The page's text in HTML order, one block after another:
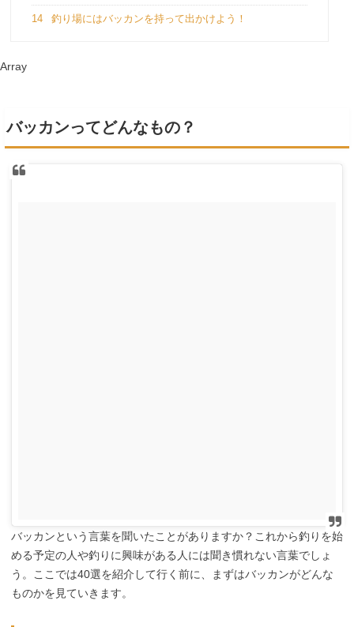
14 釣り場にはバッカンを持って出かけよう！
Array
バッカンってどんなもの？
バッカンという言葉を聞いたことがありますか？これから釣りを始
める予定の人や釣りに興味がある人には聞き慣れない言葉でしょ
う。ここでは40選を紹介して行く前に、まずはバッカンがどんな
ものかを見ていきます。